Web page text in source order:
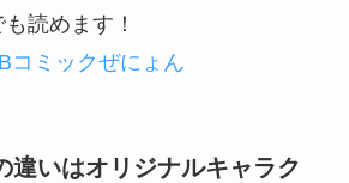
読めます！
コミックぜにょん
違いはオリジナルキャラク